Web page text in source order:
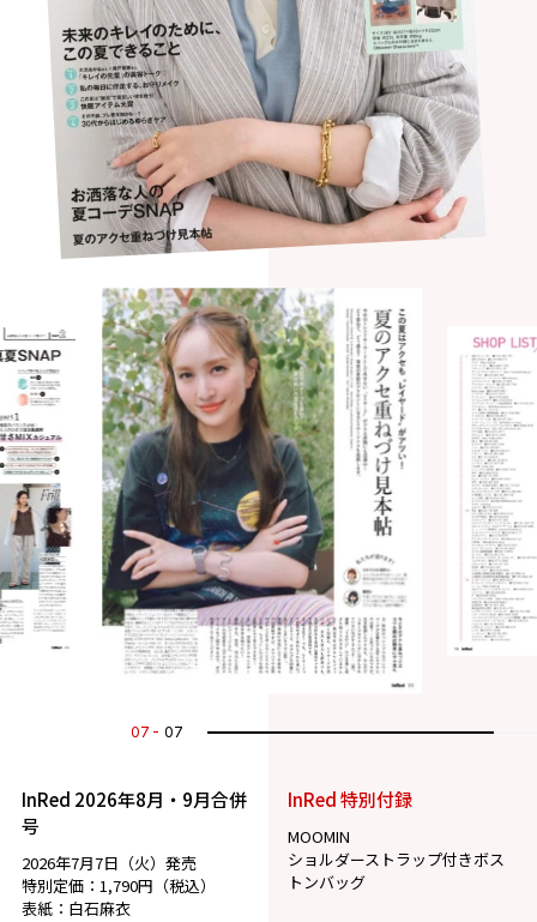
07 07
InRed 2026年8月・9月合併
号
2026年7月7日（火）発売
特別定価：1,790円（税込）
表紙：白石麻衣
InRed 特別付録
MOOMIN
ショルダーストラップ付きボス
トンバッグ